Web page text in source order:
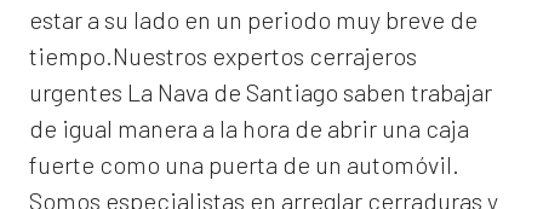
estar a su lado en un periodo muy breve de
tiempo.Nuestros expertos cerrajeros
urgentes La Nava de Santiago saben trabajar
de igual manera a la hora de abrir una caja
fuerte como una puerta de un automóvil.
Somos especialistas en arreglar cerraduras y